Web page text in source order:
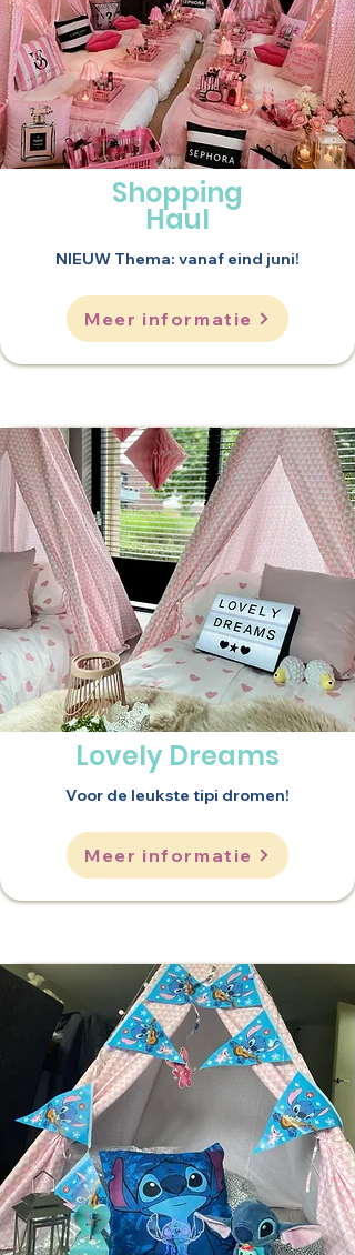
Shopping
Haul
NIEUW Thema: vanaf eind juni!
Meer informatie
Lovely Dreams
Voor de leukste tipi dromen!
Meer informatie